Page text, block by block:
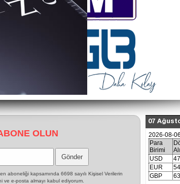
OLUN
aboneliği kapsamında 6698 sayılı Kişisel Verilerin
ve e-posta almayı kabul ediyorum.
07
2026-08-
Para
Birimi
USD
EUR
GBP